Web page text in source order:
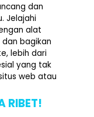
dan
Jelajahi
alat
bagikan
lebih dari
yang tak
web atau
RIBET!